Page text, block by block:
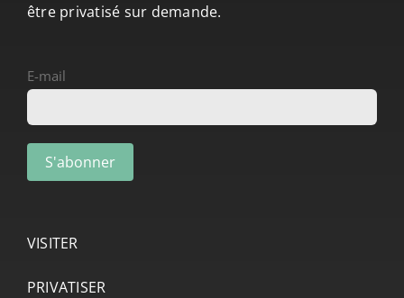
être privatisé sur demande.
E-mail
VISITER
PRIVATISER